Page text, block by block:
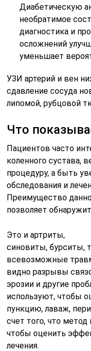
Диабетическую
необратимое
диагностика и
осложнений
уменьшает
УЗИ артерий и вен
сдавление сосуда
липомой, рубцовой
Что
Пациентов часто
коленного сустава,
процедуру, а быть
обследования и
Преимущество
позволяет
Это и артриты,
синовиты, бурситы,
всевозможные
видно разрывы
эрозии и другие
используют, чтобы
пункцию, лаваж,
счет того, что
чтобы оценить
лечения.